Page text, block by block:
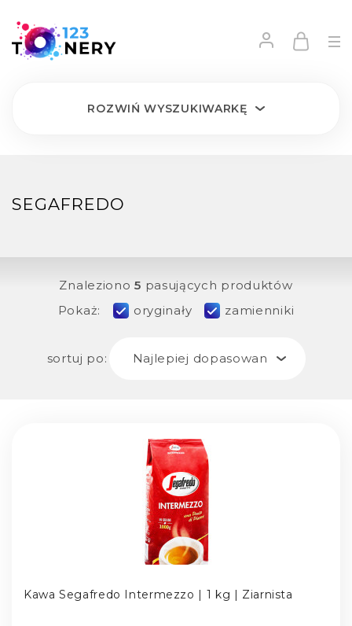
ROZWIŃ WYSZUKIWARKĘ
SEGAFREDO
Znaleziono5 pasujących produktów
Pokaż:
oryginały zamienniki
sortuj po: Najlepiej dopasowane
Kawa Segafredo Intermezzo | 1 kg | Ziarnista